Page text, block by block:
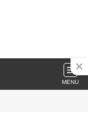
MENU